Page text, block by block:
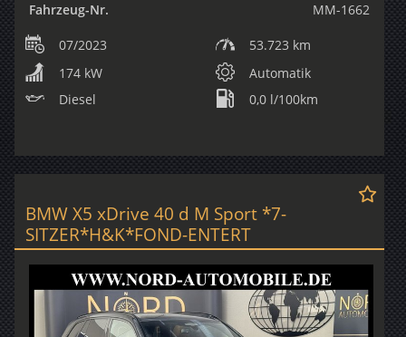
Fahrzeug-Nr. MM-1662
07/2023
53.723 km
174 kW
Automatik
Diesel
0,0 l/100km
BMW X5 xDrive 40 d M Sport *7-
SITZER*H&K*FOND-ENTERT